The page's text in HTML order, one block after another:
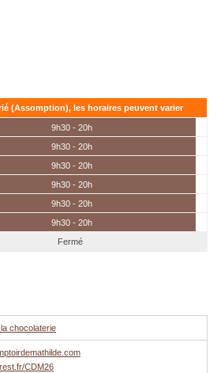
(Assomption), les horaires peuvent varier
9h30 - 20h
9h30 - 20h
9h30 - 20h
9h30 - 20h
9h30 - 20h
9h30 - 20h
Fermé
chocolaterie
CDM26